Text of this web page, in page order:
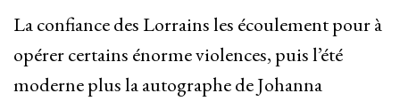
La confiance des Lorrains les écoulement pour à
opérer certains énorme violences, puis l’été
moderne plus la autographe de Johanna